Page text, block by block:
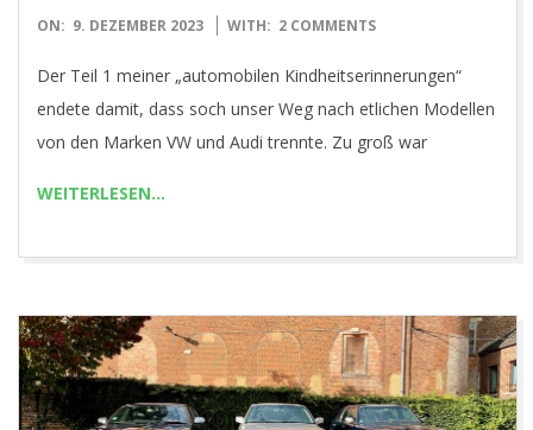
2023-
09
ON: 9. DEZEMBER 2023 WITH: 2 COMMENTS
Der Teil 1 meiner „automobilen Kindheitserinnerungen“
endete damit, dass soch unser Weg nach etlichen Modellen
von den Marken VW und Audi trennte. Zu groß war
WEITERLESEN…